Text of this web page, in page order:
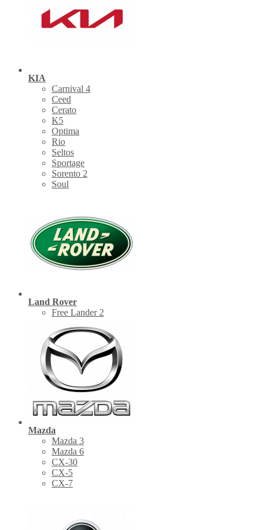
KIA
Carnival 4
Ceed
Cerato
K5
Optima
Rio
Seltos
Sportage
Sorento 2
Soul
Land Rover
Free Lander 2
Mazda
Mazda 3
Mazda 6
CX-30
СХ-5
CX-7